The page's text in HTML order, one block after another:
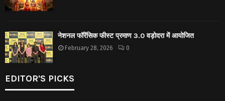
नेशनल फॉरेंसिक फीस्ट प्रमाण 3.0 वड़ोदरा में आयोजित
February 28, 2026 0
EDITOR'S PICKS